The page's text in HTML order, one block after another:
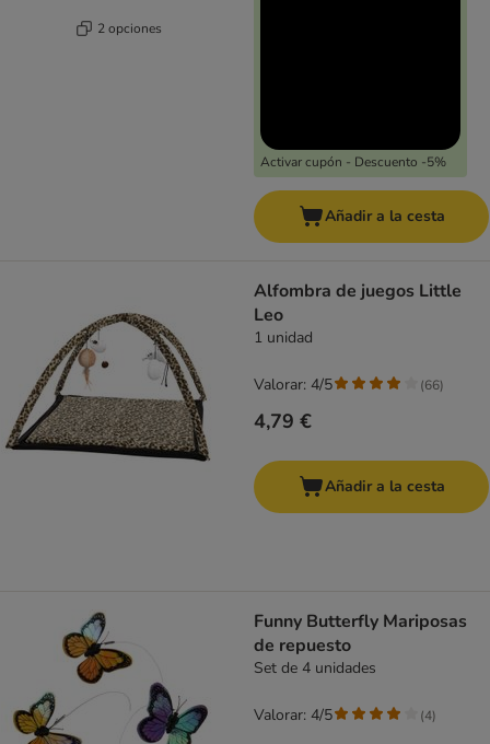
2 opciones
Activar cupón - Descuento -5%
Añadir a la cesta
Alfombra de juegos Little
Leo
1 unidad
4,79 €
Valorar: 4/5 (66)
Añadir a la cesta
Funny Butterfly Mariposas
de repuesto
Set de 4 unidades
Valorar: 4/5 (4)